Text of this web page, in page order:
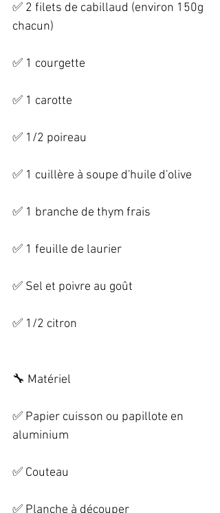
✅ 2 filets de cabillaud (environ 150g
chacun)
✅ 1 courgette
✅ 1 carotte
✅ 1/2 poireau
✅ 1 cuillère à soupe d'huile d'olive
✅ 1 branche de thym frais
✅ 1 feuille de laurier
✅ Sel et poivre au goût
✅ 1/2 citron
🔧 Matériel
✅ Papier cuisson ou papillote en
aluminium
✅ Couteau
✅ Planche à découper